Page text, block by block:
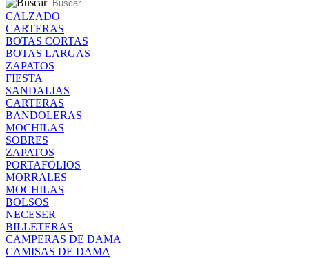
CALZADO
CARTERAS
BOTAS CORTAS
BOTAS LARGAS
ZAPATOS
FIESTA
SANDALIAS
CARTERAS
BANDOLERAS
MOCHILAS
SOBRES
ZAPATOS
PORTAFOLIOS
MORRALES
MOCHILAS
BOLSOS
NECESER
BILLETERAS
CAMPERAS DE DAMA
CAMISAS DE DAMA